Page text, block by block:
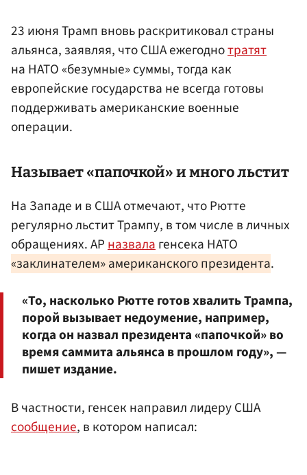
23 июня Трамп вновь раскритиковал страны
альянса, заявляя, что США ежегоднотратят
на НАТО «безумные» суммы, тогда как
европейские государства не всегда готовы
поддерживать американские военные
операции.
Называет «папочкой» и много льстит
На Западе и в США отмечают, что Рютте
регулярно льстит Трампу, в том числе в личных
обращениях. APназвалагенсека НАТО
«заклинателем» американского президента.
«То, насколько Рютте готов хвалить Трампа,
порой вызывает недоумение, например,
когда он назвал президента «папочкой» во
время саммита альянса в прошлом году», —
пишет издание.
В частности, генсек направил лидеру США
сообщение, в котором написал: